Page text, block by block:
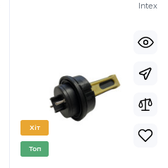
Intex
Хіт
Топ